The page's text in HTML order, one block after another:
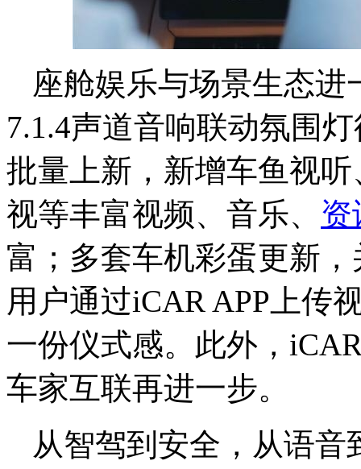
座舱娱乐与场景生态进
7.1.4声道音响联动氛围
批量上新，新增车鱼视
视等丰富视频、音乐、 资
富；多套车机彩蛋更新
用户通过iCAR APP上传
一份仪式感。此外，
车家互联再进一步。
从智驾到安全，从语